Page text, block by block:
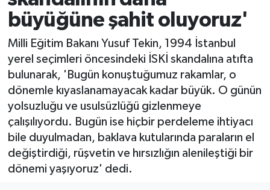
büyüğüne şahit oluyoruz'
Milli Eğitim Bakanı Yusuf Tekin, 1994 İstanbul
yerel seçimleri öncesindeki İSKİ skandalına atıfta
bulunarak, 'Bugün konuştuğumuz rakamlar, o
dönemle kıyaslanamayacak kadar büyük. O günün
yolsuzluğu ve usulsüzlüğü gizlenmeye
çalışılıyordu. Bugün ise hiçbir perdeleme ihtiyacı
bile duyulmadan, baklava kutularında paraların el
değiştirdiği, rüşvetin ve hırsızlığın alenileştiği bir
dönemi yaşıyoruz' dedi.